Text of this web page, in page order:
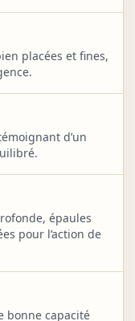
placées et fines,
d’un
épaules
pour l’action de
bonne capacité